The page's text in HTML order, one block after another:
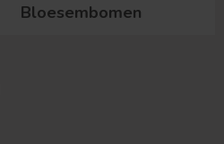
Bloesembomen